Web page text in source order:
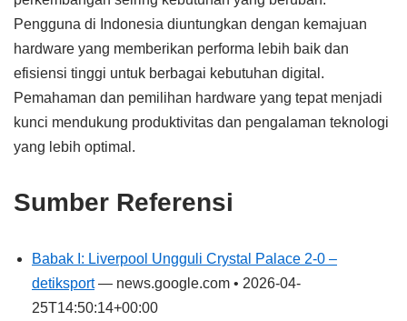
Pengguna di Indonesia diuntungkan dengan kemajuan
hardware yang memberikan performa lebih baik dan
efisiensi tinggi untuk berbagai kebutuhan digital.
Pemahaman dan pemilihan hardware yang tepat menjadi
kunci mendukung produktivitas dan pengalaman teknologi
yang lebih optimal.
Sumber Referensi
Babak I: Liverpool Ungguli Crystal Palace 2-0 –
detiksport— news.google.com • 2026-04-
25T14:50:14+00:00